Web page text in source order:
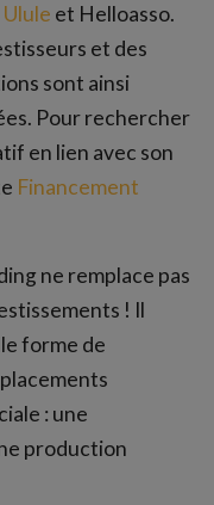
Ulule et Helloasso.
et des
sont ainsi
Pour rechercher
en lien avec son
Financement
ne remplace pas
! Il
forme de
: une
production